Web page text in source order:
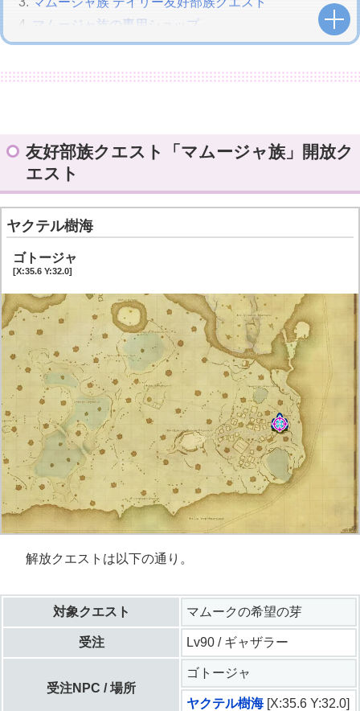
マムージャ族の専用ショップ
友好部族クエスト「マムージャ族」開放ク
エスト
ヤクテル樹海
ゴトージャ
[X:35.6 Y:32.0]
解放クエストは以下の通り。
対象クエスト マムークの希望の芽
受注 Lv90 / ギャザラー
受注NPC / 場所
ゴトージャ
ヤクテル樹海[X:35.6 Y:32.0]